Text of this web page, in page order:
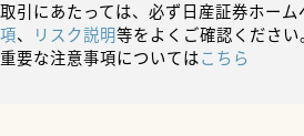
取引にあたっては、必ず日産証券ホーム
項、 リスク説明等をよくご確認ください
重要な注意事項についてはこちら